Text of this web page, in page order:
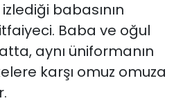
babasının
Baba ve oğul
aynı üniformanın
karşı omuz omuza